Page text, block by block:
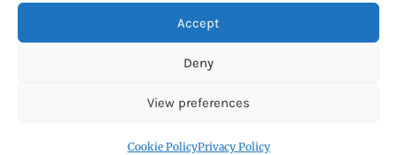
Accept
Deny
View preferences
Cookie PolicyPrivacy Policy